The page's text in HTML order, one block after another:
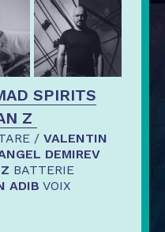
SPIRITS
Z
/ VALENTIN
DEMIREV
BATTERIE
ADIB VOIX